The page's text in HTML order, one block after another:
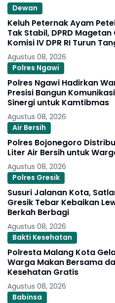
Dewan
Keluh Peternak Ayam
Tak Stabil, DPRD
Komisi IV DPR RI Turun
Agustus 08, 2026
Polres Ngawi
Polres Ngawi Hadirkan
Presisi Bangun
Sinergi untuk Kamtibmas
Agustus 08, 2026
Air Bersih
Polres Bojonegoro
Liter Air Bersih untuk
Agustus 08, 2026
Polres Gresik
Susuri Jalanan Kota,
Gresik Tebar Kebaikan
Berkah Berbagi
Agustus 08, 2026
Bakti Kesehatan
Polresta Malang Kota
Warga Makan Bersama
Kesehatan Gratis
Agustus 08, 2026
Babinsa